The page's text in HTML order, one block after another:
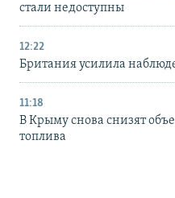
стали недоступны
12:22
Британия усилила
11:18
В Крыму снова снизят
топлива